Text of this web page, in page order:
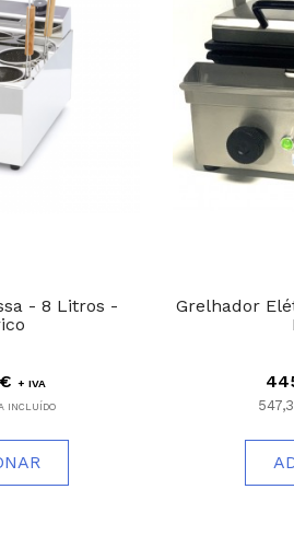
- 8 Litros -
+ IVA
INCLUÍDO
Grelhador